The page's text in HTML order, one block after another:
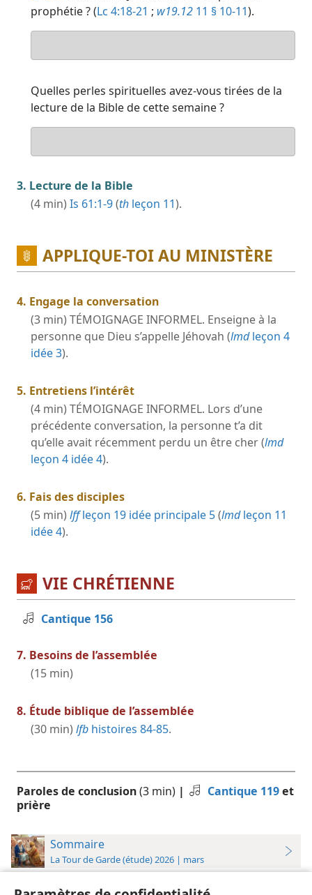
prophétie ? (Lc 4:18-21 ; w19.12 11 § 10-11).
réponse
Quelles perles spirituelles avez-vous tirées de la
lecture de la Bible de cette semaine ?
réponse
3. Lecture de la Bible
(4 min)Is 61:1-9(th leçon 11).
APPLIQUE-TOI AU MINISTÈRE
4. Engage la conversation
(3 min) TÉMOIGNAGE INFORMEL. Enseigne à la
personne que Dieu s’appelle Jéhovah (lmdleçon 4
idée 3).
5. Entretiens l’intérêt
(4 min) TÉMOIGNAGE INFORMEL. Lors d’une
précédente conversation, la personne t’a dit
qu’elle avait récemment perdu un être cher (lmd
leçon 4 idée 4).
6. Fais des disciples
(5 min)lffleçon 19 idée principale 5(lmdleçon 11
idée 4).
VIE CHRÉTIENNE
Cantique 156
7. Besoins de l’assemblée
(15 min)
8. Étude biblique de l’assemblée
(30 min)lfb histoires 84-85.
Paroles de conclusion(3 min) | Cantique 119et
prière
Sommaire
La Tour de Garde (étude) 2026 | mars
Article d’étude (11-17 mai 2026)